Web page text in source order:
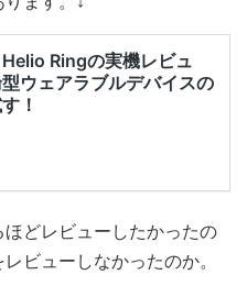
どレビューしたかったの
ビューしなかったのか。